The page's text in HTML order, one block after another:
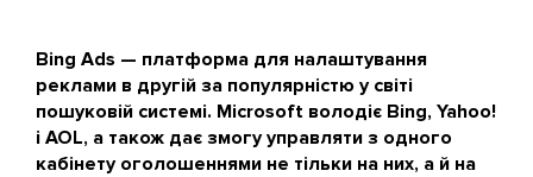
Bing Ads — платформа для налаштування
реклами в другій за популярністю у світі
пошуковій системі. Microsoft володіє Bing, Yahoo!
і AOL, а також дає змогу управляти з одного
кабінету оголошеннями не тільки на них, а й на